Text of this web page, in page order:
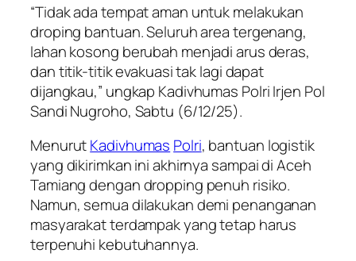
“Tidak ada tempat aman untuk melakukan
droping bantuan. Seluruh area tergenang,
lahan kosong berubah menjadi arus deras,
dan titik-titik evakuasi tak lagi dapat
dijangkau,” ungkap Kadivhumas Polri Irjen Pol
Sandi Nugroho, Sabtu (6/12/25).
MenurutKadivhumas Polri, bantuan logistik
yang dikirimkan ini akhirnya sampai di Aceh
Tamiang dengan dropping penuh risiko.
Namun, semua dilakukan demi penanganan
masyarakat terdampak yang tetap harus
terpenuhi kebutuhannya.